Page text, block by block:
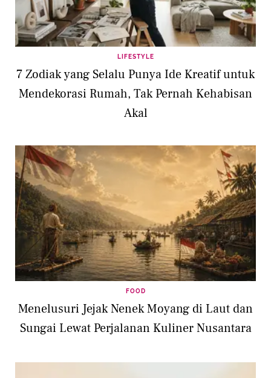
LIFESTYLE
7 Zodiak yang Selalu Punya Ide Kreatif untuk
Mendekorasi Rumah, Tak Pernah Kehabisan
Akal
FOOD
Menelusuri Jejak Nenek Moyang di Laut dan
Sungai Lewat Perjalanan Kuliner Nusantara